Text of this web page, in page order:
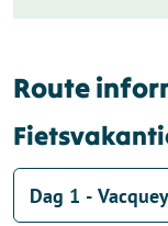
Route
Dag 1 -